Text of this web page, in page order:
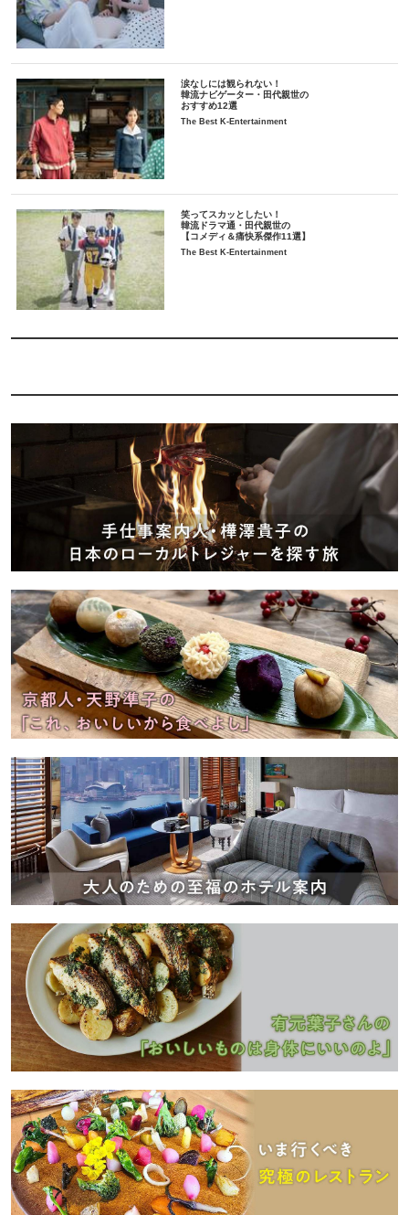
涙なしには観られない！
韓流ナビゲーター・田代親世の
おすすめ12選
The Best K-Entertainment
笑ってスカッとしたい！
韓流ドラマ通・田代親世の
【コメディ＆痛快系傑作11選】
The Best K-Entertainment